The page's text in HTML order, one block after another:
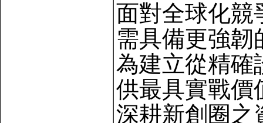
面對全球化競
需具備更強韌
為建立從精確
供最具實戰價
深耕新創圈之